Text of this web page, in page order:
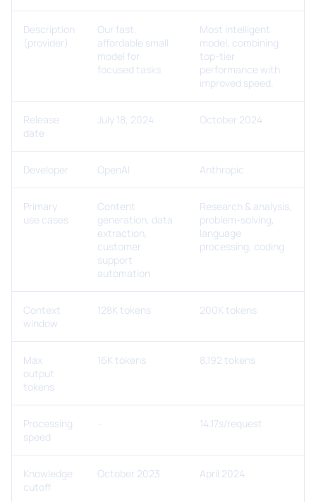
Description
(provider)
Our fast,
affordable small
model for
focused tasks
Most intelligent
model, combining
top-tier
performance with
improved speed.
Release
date
July 18, 2024 October 2024
Developer OpenAI Anthropic
Primary
use cases
Content
generation, data
extraction,
customer
support
automation
Research & analysis,
problem-solving,
language
processing, coding
Context
window
128K tokens 200K tokens
Max
output
tokens
16K tokens 8,192 tokens
Processing
speed
- 14.17s/request
Knowledge
cutoff
October 2023 April 2024